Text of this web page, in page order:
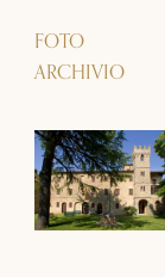
FOTO
ARCHIVIO